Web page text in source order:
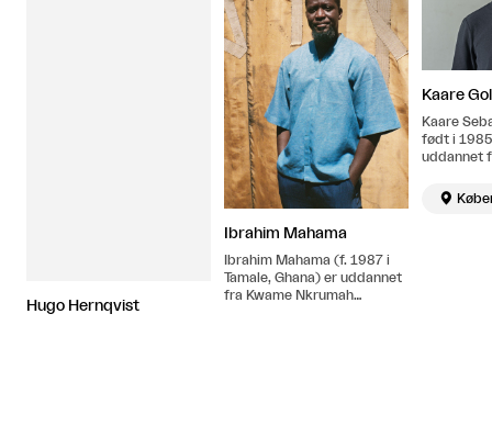
Hugo Hernqvist
Ibrahim Mahama
Ibrahim Mahama (f. 1987 i
Tamale, Ghana) er uddannet
fra Kwame Nkrumah
Kaare
Kaare
født i
uddannet
2014.
